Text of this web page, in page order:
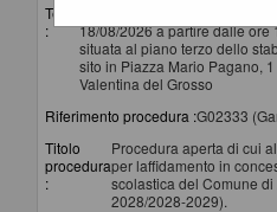
Testo
:
18/08/2026 a partire dalle ore
situata al piano terzo dello
sito in Piazza Mario Pagano,
Valentina del Grosso
Riferimento procedura :G02333
Titolo
procedura
:
Procedura aperta di cui
per laffidamento in
scolastica del Comune
2028/2028-2029).